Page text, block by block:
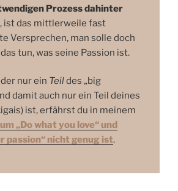
Prozess dahinter
, ist das mittlerweile fast
Versprechen, man solle doch
tun, was seine Passion ist.
nur ein Teildes „big
damit auch nur ein Teil deines
ist, erfährst du in meinem
„Do what you love“ und
passion“ nicht genug ist.